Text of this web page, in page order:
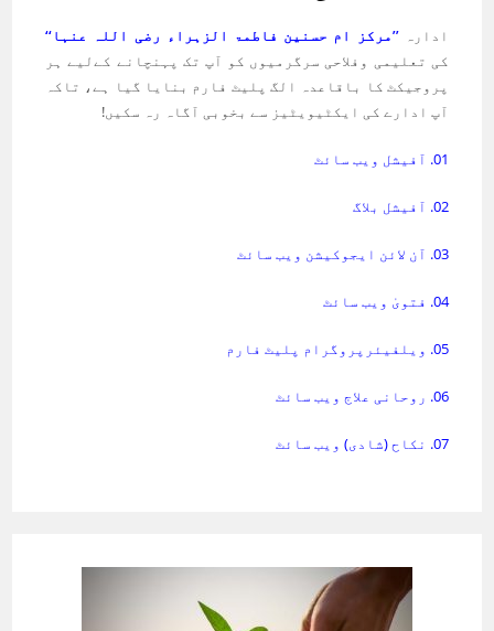
ادارہ’’مرکز ام حسنین فاطمۃ الزہراء رضی اللہ عنہا‘‘
کی تعلیمی وفلاحی سرگرمیوں کو آپ تک پہنچانے کےلیے ہر
پروجیکٹ کا باقاعدہ الگ پلیٹ فارم بنایا گیا ہے، تاکہ
آپ ادارے کی ایکٹیویٹیز سے بخوبی آگاہ رہ سکیں!
01. آفیشل ویب سائٹ
02. آفیشل بلاگ
03. آن لائن ایجوکیشن ویب سائٹ
04. فتویٰ ویب سائٹ
05. ویلفیئرپروگرام پلیٹ فارم
06. روحانی علاج ویب سائٹ
07. نکاح (شادی) ویب سائٹ